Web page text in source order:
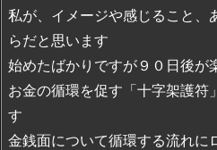
私が、イメージや感じること、
らだと思います
始めたばかりですが９０日後が
お金の循環を促す「十字架護符
す
金銭面について循環する流れに